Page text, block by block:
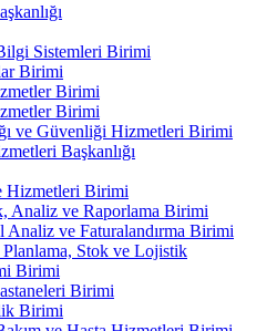
Sistemleri Birimi
Birimi
Birimi
Birimi
ve Güvenliği Hizmetleri Birimi
Başkanlığı
Hizmetleri Birimi
Analiz ve Raporlama Birimi
Analiz ve Faturalandırma Birimi
Stok ve Lojistik
Birimi
Birimi
Birimi